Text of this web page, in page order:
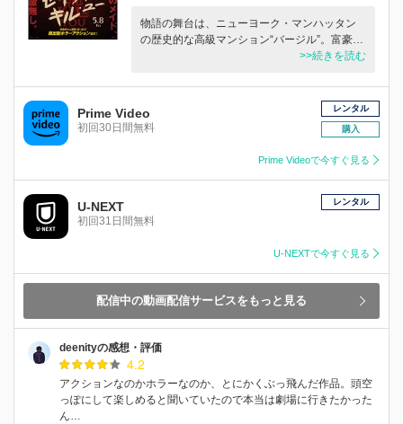
物語の舞台は、ニューヨーク・マンハッタン
の歴史的な高級マンション“バージル”。富豪…
>>続きを読む
Prime Video
初回30日間無料
レンタル
購入
Prime Videoで今すぐ見る
U-NEXT
初回31日間無料
レンタル
U-NEXTで今すぐ見る
配信中の動画配信サービスをもっと見る
deenityの感想・評価
4.2
アクションなのかホラーなのか、とにかくぶっ飛んだ作品。頭空
っぽにして楽しめると聞いていたので本当は劇場に行きたかった
ん…